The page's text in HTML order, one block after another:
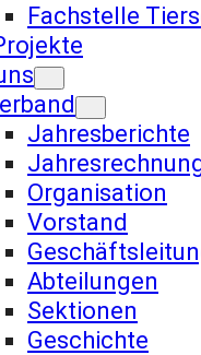
Fachstelle
Jahresberichte
Organisation
Vorstand
Abteilungen
Sektionen
Geschichte